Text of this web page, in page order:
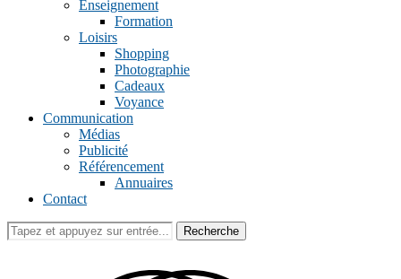
Enseignement
Formation
Loisirs
Shopping
Photographie
Cadeaux
Voyance
Communication
Médias
Publicité
Référencement
Annuaires
Contact
Recherche